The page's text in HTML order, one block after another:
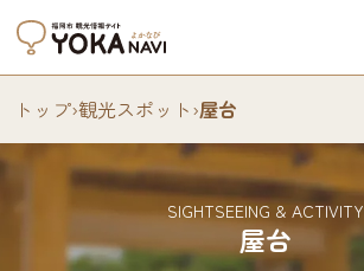
トップ›観光スポット›屋台
屋台
SIGHTSEEING & ACTIVITY